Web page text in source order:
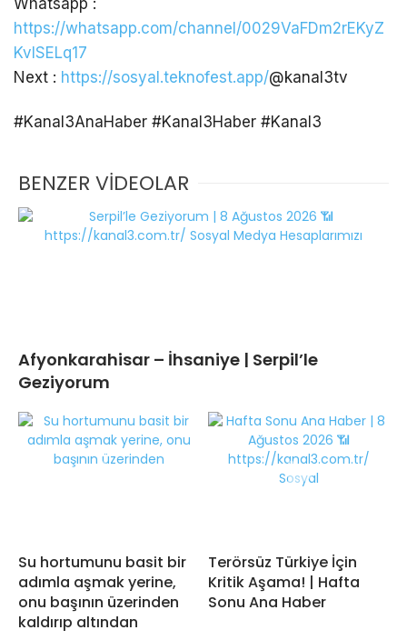
Whatsapp :
https://whatsapp.com/channel/0029VaFDm2rEKyZ
KvlSELq17
Next : https://sosyal.teknofest.app/@kanal3tv
#Kanal3AnaHaber #Kanal3Haber #Kanal3
BENZER VİDEOLAR
Afyonkarahisar – İhsaniye | Serpil’le
Geziyorum
Su hortumunu basit bir
adımla aşmak yerine,
onu başının üzerinden
kaldırıp altından
Terörsüz Türkiye İçin
Kritik Aşama! | Hafta
Sonu Ana Haber